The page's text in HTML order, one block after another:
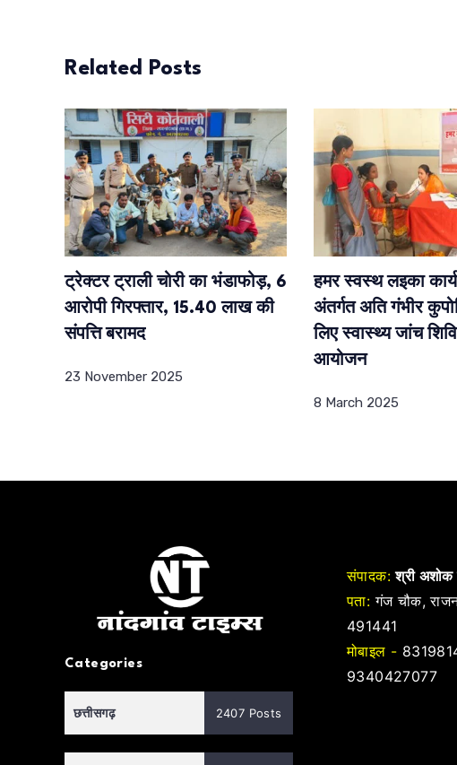
Related Posts
ट्रेक्टर ट्राली चोरी का भंडाफोड़, 6
आरोपी गिरफ्तार, 15.40 लाख की
संपत्ति बरामद
23 November 2025
हमर स्वस्थ लइका
अंतर्गत अति गंभीर
लिए स्वास्थ्य जांच
आयोजन
8 March 2025
Categories
छत्तीसगढ़ 2407 Posts
संपादक: श्री अशोक
पता: गंज चौक,
491441
मोबाइल -
9340427077